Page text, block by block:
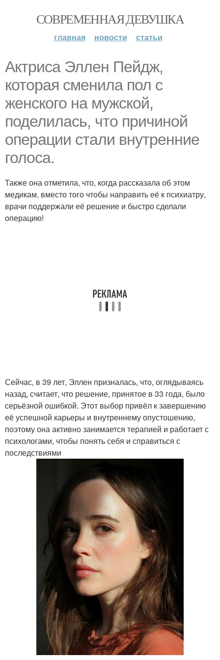
СОВРЕМЕННАЯ ДЕВУШКА
главная новости статьи
Актриса Эллен Пейдж,
которая сменила пол с
женского на мужской,
поделилась, что причиной
операции стали внутренние
голоса.
Также она отметила, что, когда рассказала об этом
медикам, вместо того чтобы направить её к психиатру,
врачи поддержали её решение и быстро сделали
операцию!
Сейчас, в 39 лет, Эллен призналась, что, оглядываясь
назад, считает, что решение, принятое в 33 года, было
серьёзной ошибкой. Этот выбор привёл к завершению
её успешной карьеры и внутреннему опустошению,
поэтому она активно занимается терапией и работает с
психологами, чтобы понять себя и справиться с
последствиями